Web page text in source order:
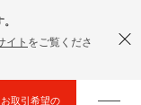
イト をご覧くださ